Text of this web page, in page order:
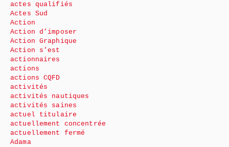
actes qualifiés
Actes Sud
Action
Action d’imposer
Action Graphique
Action s’est
actionnaires
actions
actions CQFD
activités
activités nautiques
activités saines
actuel titulaire
actuellement concentrée
actuellement fermé
Adama